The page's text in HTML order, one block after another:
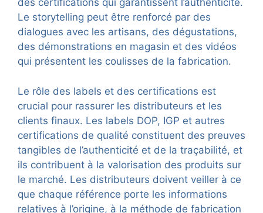
des certifications qui garantissent l’authenticité.
Le storytelling peut être renforcé par des
dialogues avec les artisans, des dégustations,
des démonstrations en magasin et des vidéos
qui présentent les coulisses de la fabrication.
Le rôle des labels et des certifications est
crucial pour rassurer les distributeurs et les
clients finaux. Les labels DOP, IGP et autres
certifications de qualité constituent des preuves
tangibles de l’authenticité et de la traçabilité, et
ils contribuent à la valorisation des produits sur
le marché. Les distributeurs doivent veiller à ce
que chaque référence porte les informations
relatives à l’origine, à la méthode de fabrication